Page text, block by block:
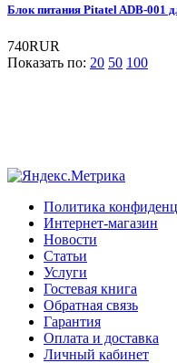
Блок питания Pitatel ADB-001
740RUR
Показать по: 20 50 100
Политика
Интернет-магазин
Новости
Статьи
Услуги
Гостевая книга
Обратная связь
Гарантия
Оплата и доставка
Личный кабинет